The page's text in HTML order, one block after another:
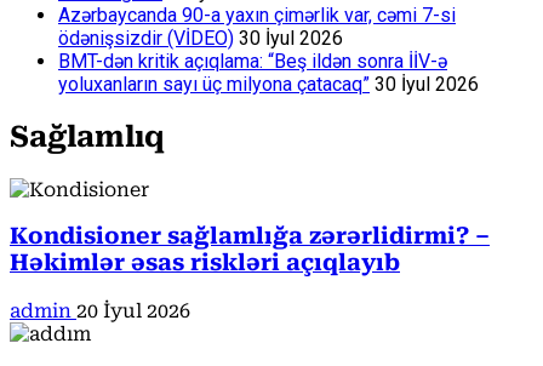
Azərbaycanda 90-a yaxın çimərlik var, cəmi 7-si
ödənişsizdir (VİDEO) 30 İyul 2026
BMT-dən kritik açıqlama: “Beş ildən sonra İİV-ə
yoluxanların sayı üç milyona çatacaq” 30 İyul 2026
Sağlamlıq
Kondisioner sağlamlığa zərərlidirmi? –
Həkimlər əsas riskləri açıqlayıb
admin 20 İyul 2026